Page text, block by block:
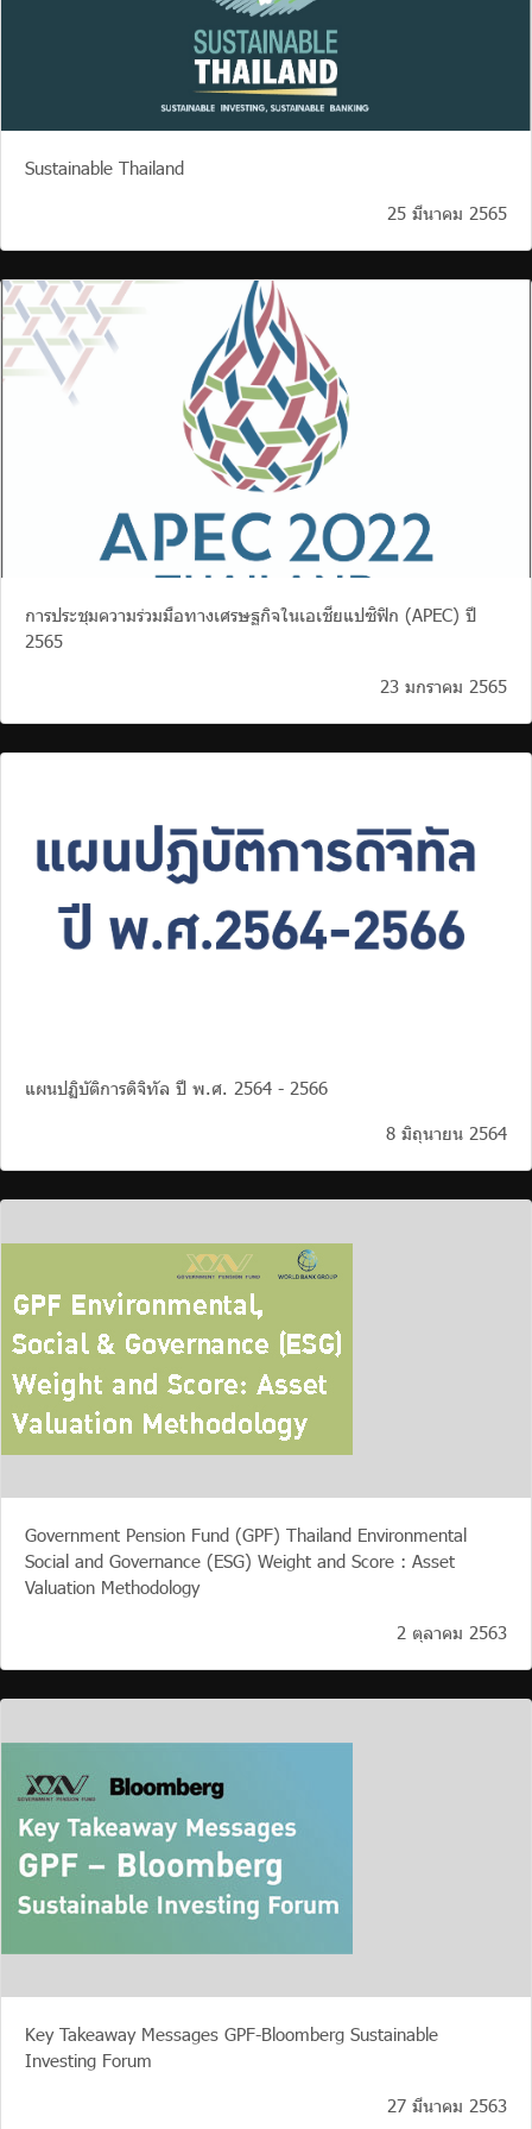
Sustainable Thailand
25 มีนาคม 2565
การประชุมความร่วมมือทางเศรษฐกิจในเอเชียแปซิฟิก (APEC) ปี
2565
23 มกราคม 2565
แผนปฏิบัติการดิจิทัล ปี พ.ศ. 2564 - 2566
8 มิถุนายน 2564
Government Pension Fund (GPF) Thailand Environmental
Social and Governance (ESG) Weight and Score : Asset
Valuation Methodology
2 ตุลาคม 2563
Key Takeaway Messages GPF-Bloomberg Sustainable
Investing Forum
27 มีนาคม 2563